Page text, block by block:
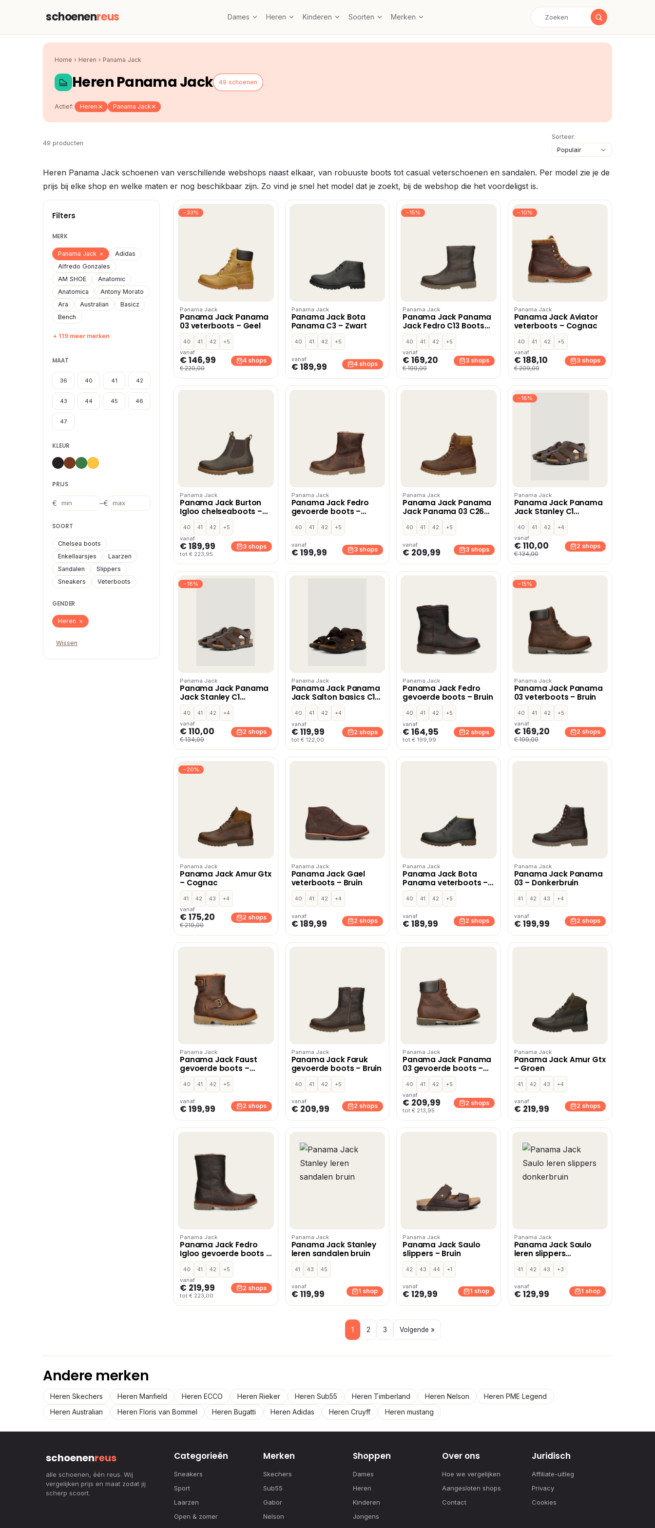
schoenenreus Dames Heren Kinderen Soorten Merken
Home › Heren › Panama Jack
Heren Panama Jack 49 schoenen
Actief: Heren Panama Jack
49 producten
Sorteer:
Heren Panama Jack schoenen van verschillende webshops naast elkaar, van robuuste boots tot casual veterschoenen en sandalen. Per model zie je de
prijs bij elke shop en welke maten er nog beschikbaar zijn. Zo vind je snel het model dat je zoekt, bij de webshop die het voordeligst is.
Filters
MERK
Panama Jack ×
Adidas
Alfredo Gonzales
AM SHOE
Anatomic
Anatomica
Antony Morato
Ara
Australian
Basicz
Bench
+ 119 meer merken
MAAT
36 40 41 42
43 44 45 46
47
KLEUR
PRIJS
€ –€
SOORT
Chelsea boots
Enkellaarsjes
Laarzen
Sandalen
Slippers
Sneakers
Veterboots
GENDER
Heren ×
Wissen
−33%
Panama Jack
Panama Jack Panama
03 veterboots – Geel
40 41 42
+5
vanaf
€ 146,99
€ 220,00
4 shops
Panama Jack
Panama Jack Bota
Panama C3 – Zwart
40 41 42 +5
vanaf
€ 189,99 4 shops
−15%
Panama Jack
Panama Jack Panama
Jack Fedro C13 Boots
bruin Leer
40 41 42
+5
vanaf
€ 169,20
€ 199,00
3 shops
−10%
Panama Jack
Panama Jack Aviator
veterboots – Cognac
40 41 42
+5
vanaf
€ 188,10
€ 209,00
3 shops
Panama Jack
Panama Jack Burton
Igloo chelseaboots –
Bruin
40 41 42
+5
vanaf
€ 189,99
tot € 223,95
3 shops
Panama Jack
Panama Jack Fedro
gevoerde boots –
Cognac
40 41 42 +5
vanaf
€ 199,99 3 shops
Panama Jack
Panama Jack Panama
Jack Panama 03 C26
veterboots cognac
Leer
40 41 42 +5
vanaf
€ 209,99 3 shops
−18%
Panama Jack
Panama Jack Panama
Jack Stanley C1
Sandalen bruin
40 41 42
+4
vanaf
€ 110,00
€ 134,00
2 shops
−18%
Panama Jack
Panama Jack Panama
Jack Stanley C1
Sandalen bruin
40 41 42
+4
vanaf
€ 110,00
€ 134,00
2 shops
Panama Jack
Panama Jack Panama
Jack Salton basics C1
Sandalen bruin Leer
40 41 42
+4
vanaf
€ 119,99
tot € 122,00
2 shops
Panama Jack
Panama Jack Fedro
gevoerde boots – Bruin
40 41 42
+5
vanaf
€ 164,95
tot € 199,99
2 shops
−15%
Panama Jack
Panama Jack Panama
03 veterboots – Bruin
40 41 42
+5
vanaf
€ 169,20
€ 199,00
2 shops
−20%
Panama Jack
Panama Jack Amur Gtx
– Cognac
41 42 43
+4
vanaf
€ 175,20
€ 219,00
2 shops
Panama Jack
Panama Jack Gael
veterboots – Bruin
40 41 42 +4
vanaf
€ 189,99 2 shops
Panama Jack
Panama Jack Bota
Panama veterboots –
Bruin
40 41 42 +5
vanaf
€ 189,99 2 shops
Panama Jack
Panama Jack Panama
03 – Donkerbruin
41 42 43 +4
vanaf
€ 199,99 2 shops
Panama Jack
Panama Jack Faust
gevoerde boots –
Cognac
40 41 42 +5
vanaf
€ 199,99 2 shops
Panama Jack
Panama Jack Faruk
gevoerde boots – Bruin
40 41 42 +5
vanaf
€ 209,99 2 shops
Panama Jack
Panama Jack Panama
03 gevoerde boots –
Bruin
40 41 42
+5
vanaf
€ 209,99
tot € 213,95
2 shops
Panama Jack
Panama Jack Amur Gtx
– Groen
41 42 43 +4
vanaf
€ 219,99 2 shops
Panama Jack
Panama Jack Fedro
Igloo gevoerde boots –
Cognac
40 41 42
+5
vanaf
€ 219,99
tot € 223,00
2 shops
Panama Jack
Panama Jack Stanley
leren sandalen bruin
41 43 45
vanaf
€ 119,99 1 shop
Panama Jack
Panama Jack Saulo
slippers – Bruin
42 43 44 +1
vanaf
€ 129,99 1 shop
Panama Jack
Panama Jack Saulo
leren slippers
donkerbruin
41 42 43 +3
vanaf
€ 129,99 1 shop
1 2 3 Volgende »
Andere merken
Heren Skechers Heren Manfield Heren ECCO Heren Rieker Heren Sub55 Heren Timberland Heren Nelson
Heren PME Legend
Heren Australian
Heren Floris van Bommel Heren Bugatti Heren Adidas Heren Cruyff Heren mustang
schoenenreus
alle schoenen, één reus. Wij
vergelijken prijs en maat zodat jij
scherp scoort.
Categorieën
Sneakers
Sport
Laarzen
Open & zomer
Merken
Skechers
Sub55
Gabor
Nelson
Shoppen
Dames
Heren
Kinderen
Jongens
Over ons
Hoe we vergelijken
Aangesloten shops
Contact
Juridisch
Affiliate-uitleg
Privacy
Cookies